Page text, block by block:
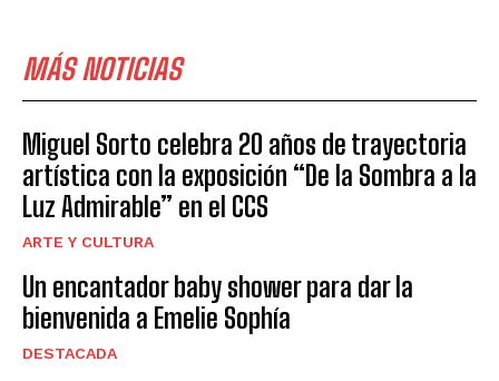
MÁS NOTICIAS
Miguel Sorto celebra 20 años de trayectoria
artística con la exposición “De la Sombra a la
Luz Admirable” en el CCS
ARTE Y CULTURA
Un encantador baby shower para dar la
bienvenida a Emelie Sophía
DESTACADA